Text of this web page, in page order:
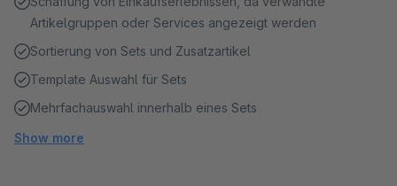
Artikelgruppen oder Services angezeigt werden
Sortierung von Sets und Zusatzartikel
Template Auswahl für Sets
Mehrfachauswahl innerhalb eines Sets
Show more